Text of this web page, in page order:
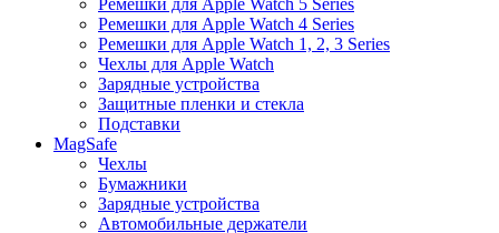
Ремешки для Apple Watch 5 Series
Ремешки для Apple Watch 4 Series
Ремешки для Apple Watch 1, 2, 3 Series
Чехлы для Apple Watch
Зарядные устройства
Защитные пленки и стекла
Подставки
MagSafe
Чехлы
Бумажники
Зарядные устройства
Автомобильные держатели